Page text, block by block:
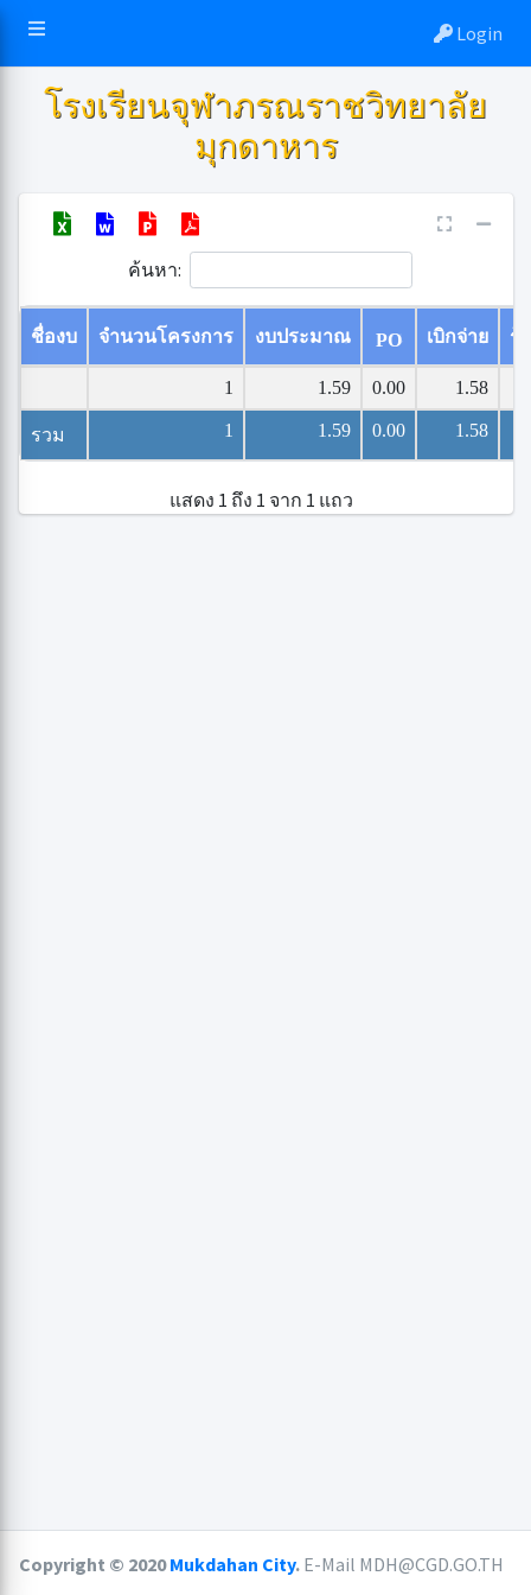
Login
โรงเรียนจุฬาภรณราชวิทยาลัย
มุกดาหาร
ค้นหา:
ชื่องบ จำนวนโครงการ งบประมาณ PO เบิกจ่าย ร้
1 1.59 0.00 1.58
รวม 1 1.59 0.00 1.58
แสดง 1 ถึง 1 จาก 1 แถว
Copyright © 2020Mukdahan City. E-Mail MDH@CGD.GO.TH